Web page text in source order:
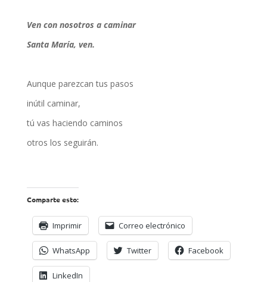
Ven con nosotros a caminar
Santa María, ven.
Aunque parezcan tus pasos
inútil caminar,
tú vas haciendo caminos
otros los seguirán.
Comparte esto:
Imprimir Correo electrónico
WhatsApp Twitter Facebook
LinkedIn